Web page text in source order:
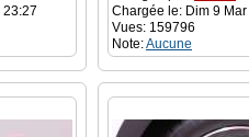
Chargée le: Dim 9
Vues: 159796
Note:Aucune